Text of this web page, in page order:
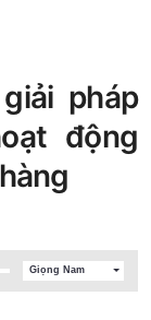
pháp
động
Giọng Nam